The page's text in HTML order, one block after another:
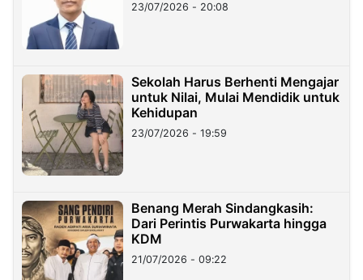
23/07/2026 - 20:08
Sekolah Harus Berhenti Mengajar
untuk Nilai, Mulai Mendidik untuk
Kehidupan
23/07/2026 - 19:59
Benang Merah Sindangkasih:
Dari Perintis Purwakarta hingga
KDM
21/07/2026 - 09:22